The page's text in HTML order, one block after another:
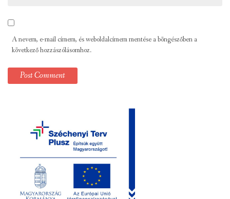
A nevem, e-mail címem, és weboldalcímem mentése a böngészőben a
következő hozzászólásomhoz.